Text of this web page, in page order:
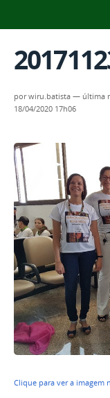
porwiru.batista — última
18/04/2020 17h06
Clique para ver a